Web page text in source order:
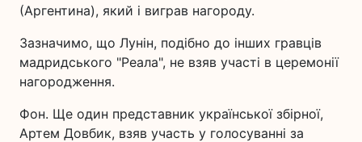
(Аргентина), який і виграв нагороду.
Зазначимо, що Лунін, подібно до інших гравців
мадридського "Реала", не взяв участі в церемонії
нагородження.
Фон. Ще один представник української збірної,
Артем Довбик, взяв участь у голосуванні за